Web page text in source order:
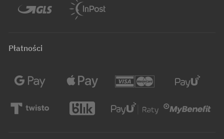
Płatności